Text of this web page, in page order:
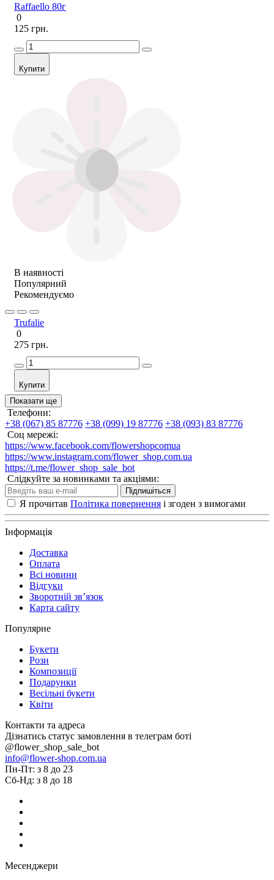
Raffaello 80г
0
125 грн.
Купити
В наявності
Популярний
Рекомендуємо
Trufalie
0
275 грн.
Купити
Показати ще
Телефони:
+38 (067) 85 87776 +38 (099) 19 87776 +38 (093) 83 87776
Соц мережі:
https://www.facebook.com/flowershopcomua
https://www.instagram.com/flower_shop.com.ua
https://t.me/flower_shop_sale_bot
Слідкуйте за новинками та акціями:
Підпишіться
Я прочитав Політика повернення і згоден з вимогами
Інформація
Доставка
Оплата
Всі новини
Відгуки
Зворотній зв’язок
Карта сайту
Популярне
Букети
Рози
Композиції
Подарунки
Весільні букети
Квіти
Контакти та адреса
Дізнатись статус замовлення в телеграм боті
@flower_shop_sale_bot
info@flower-shop.com.ua
Пн-Пт: з 8 до 23
Сб-Нд: з 8 до 18
Месенджери